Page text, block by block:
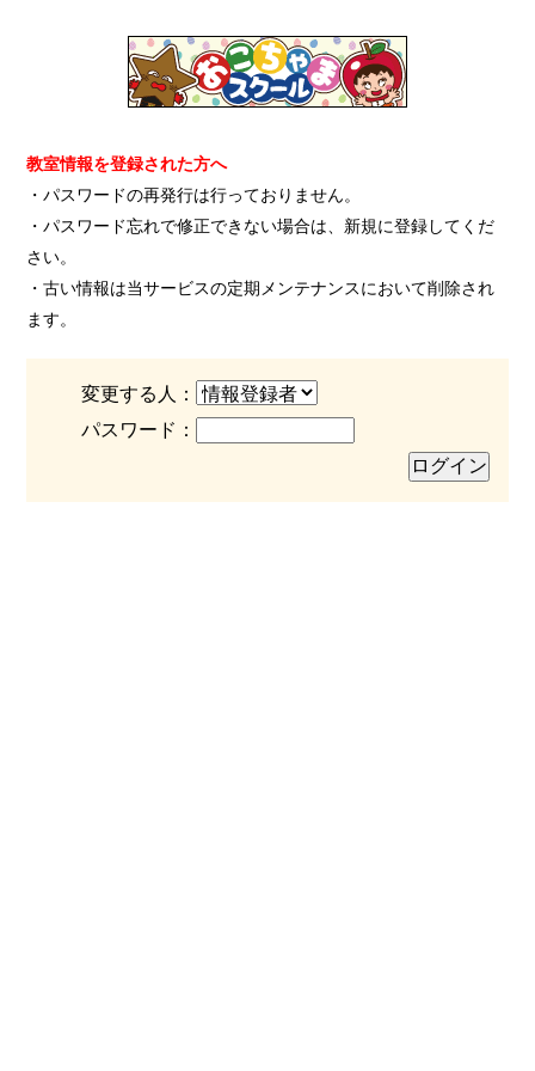
教室情報を登録された方へ
・パスワードの再発行は行っておりません。
・パスワード忘れで修正できない場合は、新規に登録してくだ
さい。
・古い情報は当サービスの定期メンテナンスにおいて削除され
ます。
変更する人：
パスワード：